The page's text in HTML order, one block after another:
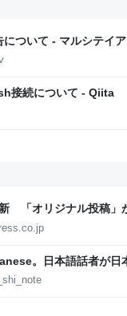
ついて - マルシテイア
接続について - Qiita
「オリジナル投稿」
。日本語話者が日
グ）｜__aloha__